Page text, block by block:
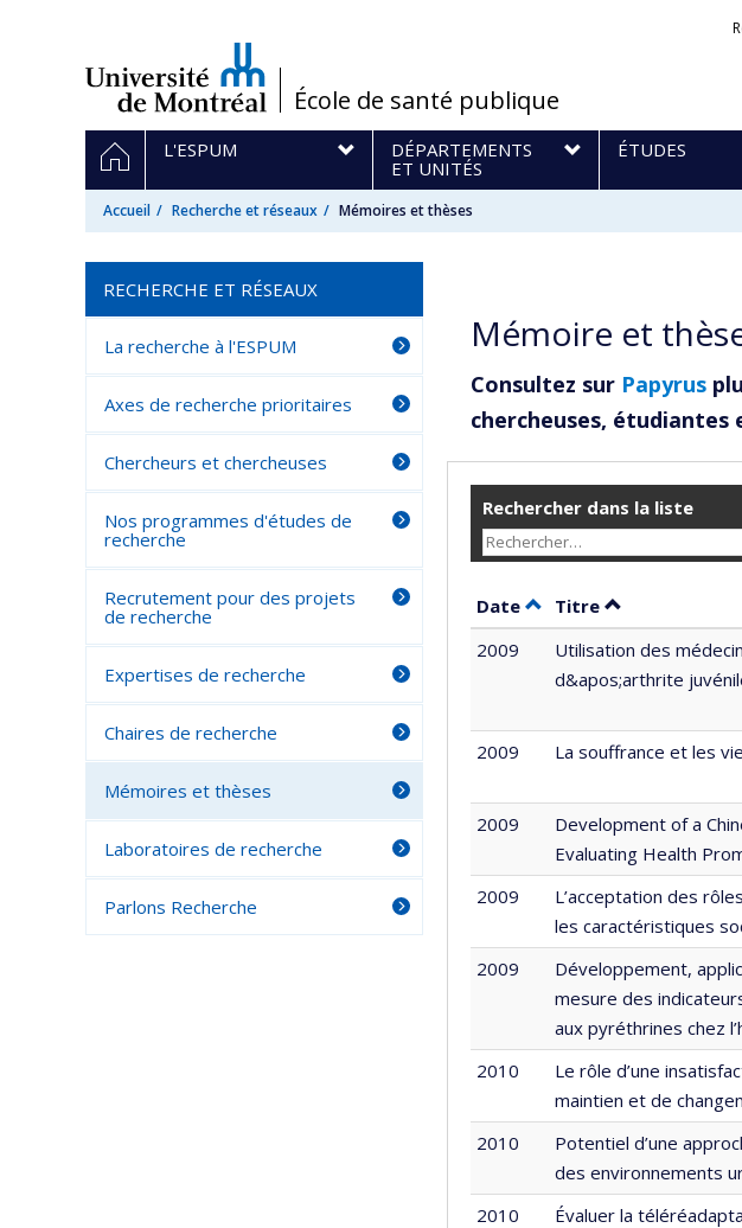
/École de santé publique
Navigation
principale
ACCUEIL
L'ESPUM
DÉPARTEMENTS
ET UNITÉS
ÉTUDES
Accueil Recherche et réseaux Mémoires et thèses
Mémoire et
Consultez sur Papyrus
chercheuses, étudiantes
Rechercher dans la liste
Date Trier par date en ordre
Titre Trier par titre
2009
Utilisation des
d&apos;arthrite
2009
La souffrance et les
2009
Development of a
Evaluating Health
2009
L’acceptation des
les caractéristiques
2009
Développement,
mesure des
aux pyréthrines chez
2010
Le rôle d’une
maintien et de
2010
Potentiel d’une
des environnements
2010
Évaluer la
RECHERCHE ET RÉSEAUX
La recherche à l'ESPUM
Axes de recherche prioritaires
Chercheurs et chercheuses
Nos programmes d'études de
recherche
Recrutement pour des projets
de recherche
Expertises de recherche
Chaires de recherche
Mémoires et thèses
Laboratoires de recherche
Parlons Recherche